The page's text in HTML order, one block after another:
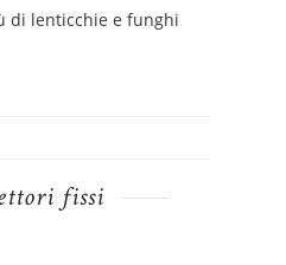
di lenticchie e funghi
fissi